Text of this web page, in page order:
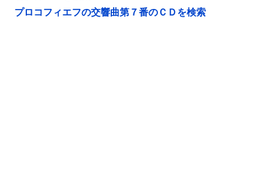
プロコフィエフの交響曲第７番のＣＤを検索